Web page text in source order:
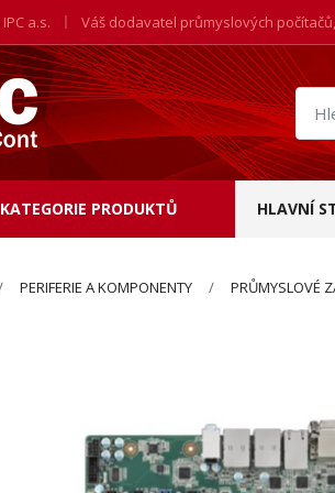
a.s. Váš dodavatel průmyslových
KATEGORIE PRODUKTŮ HLAVNÍ
PERIFERIE A KOMPONENTY PRŮMYSLOVÉ